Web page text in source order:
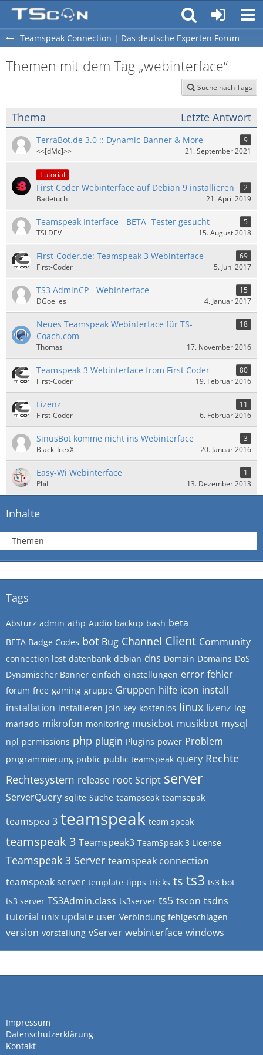
Teamspeak Connection | Das deutsche Experten Forum
Themen mit dem Tag „webinterface“
Suche nach Tags
Thema Letzte Antwort
TerraBot.de 3.0 :: Dynamic-Banner & More
9
<<[dMc]>>
21. September 2021
Tutorial
First Coder Webinterface auf Debian 9 installieren
2
Badetuch
21. April 2019
Teamspeak Interface - BETA- Tester gesucht
5
TSI DEV
15. August 2018
First-Coder.de: Teamspeak 3 Webinterface
69
First-Coder
5. Juni 2017
TS3 AdminCP - WebInterface
15
DGoelles
4. Januar 2017
Neues Teamspeak Webinterface für TS-
Coach.com
18
Thomas 17. November 2016
Teamspeak 3 Webinterface from First Coder
80
First-Coder
19. Februar 2016
Lizenz
11
First-Coder
6. Februar 2016
SinusBot komme nicht ins Webinterface
3
Black_IcexX
20. Januar 2016
Easy-Wi Webinterface
1
PhiL
13. Dezember 2013
Inhalte
Themen
Tags
Absturz admin athp Audio backup bash beta
BETA Badge Codes bot Bug Channel Client Community
connection lost datenbank debian dns Domain Domains DoS
Dynamischer Banner einfach einstellungen error fehler
forum free gaming gruppe Gruppen hilfe icon install
installation installieren join key kostenlos linux lizenz log
mariadb mikrofon monitoring musicbot musikbot mysql
npl permissions php plugin Plugins power Problem
programmierung public public teamspeak query Rechte
Rechtesystem release root Script server
ServerQuery sqlite Suche teampseak teamsepak
teamspea 3 teamspeak team speak
teamspeak 3 Teamspeak3 TeamSpeak 3 License
Teamspeak 3 Server teamspeak connection
teamspeak server template tipps tricks ts ts3 ts3 bot
ts3 server TS3Admin.class ts3server ts5 tscon tsdns
tutorial unix update user Verbindung fehlgeschlagen
version vorstellung vServer webinterface windows
Impressum
Datenschutzerklärung
Kontakt